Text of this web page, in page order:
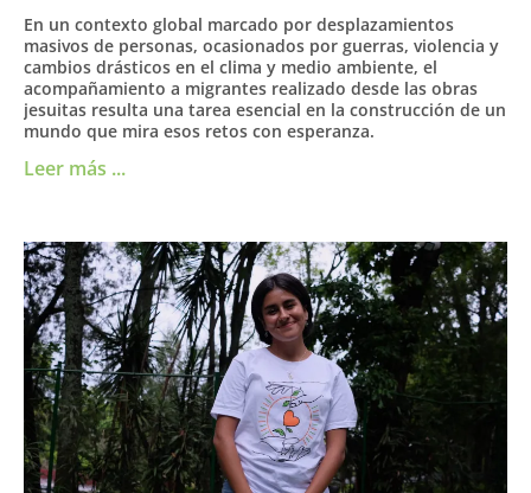
En un contexto global marcado por desplazamientos
masivos de personas, ocasionados por guerras, violencia y
cambios drásticos en el clima y medio ambiente, el
acompañamiento a migrantes realizado desde las obras
jesuitas resulta una tarea esencial en la construcción de un
mundo que mira esos retos con esperanza.
Leer más ...